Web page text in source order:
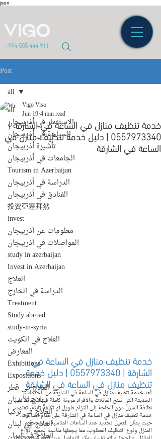
json
+994 555 444 911
Post
all
الاستثمار في أذربيجان
السياحة في أذربيجان
تأشيرة أذربيجان
الجامعات في أذربيجان
Tourism in Azerbaijan
الدراسة في أذربيجان
الفنادق في أذربيجان
投資亞塞拜然
invest
معلومات عن أذربيجان
المواصلات في اذربيجان
study in azerbaijan
Invest in Azerbaijan
العلاج
الدراسة في الخارج
Treatment
Study abroad
study-in-syria
العلاج في الكويت
المعارض
Exhibitions
Expositions
العلاج في قطر
علاج الأسنان
العلاج في تركيا
العلاج في لبنان
العلاج في إيران
all
خدمة تنظيف منازل في الساعة في الشارقة |
0557973340 | دليل خدمة تنظيف منازل في
الساعة في الشارقة
Vigo Visa
Jun 194 min read
خدمة تنظيف منازل في الساعة في
الشارقة | 0557973340 | دليل خدمة
تنظيف منازل في الساعة في الشارقة
تُعد خدمة تنظيف منازل في الساعة في الشارقة من الخدمات
الحديثة التي تمنح العائلات والأفراد مرونة كاملة في الحفاظ على
نظافة المنزل دون الحاجة إلى التزام طويل أو تكلفة ثابتة. تعتمد
خدمة تنظيف منازل في الساعة في الشارقة على نظام الساعات،
حيث يمكن للعميل تحديد عدد الساعات المناسبة حسب حجم
المنزل ونوع التنظيف المطلوب، مما يجعلها مناسبة لجميع أنواع